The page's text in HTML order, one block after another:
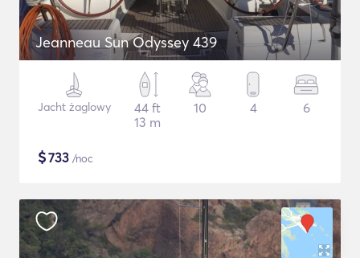
Jeanneau Sun Odyssey 439
Jacht żaglowy
44 ft
13 m
10 4 6
$733 /noc